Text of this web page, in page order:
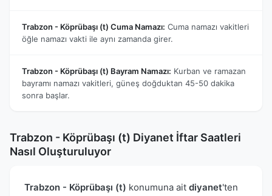
Trabzon - Köprübaşı (t) Cuma Namazı: Cuma namazı vakitleri
öğle namazı vakti ile aynı zamanda girer.
Trabzon - Köprübaşı (t) Bayram Namazı: Kurban ve ramazan
bayramı namazı vakitleri, güneş doğduktan 45-50 dakika
sonra başlar.
Trabzon - Köprübaşı (t) Diyanet İftar Saatleri
Nasıl Oluşturuluyor
Trabzon - Köprübaşı (t) konumuna ait diyanet'ten